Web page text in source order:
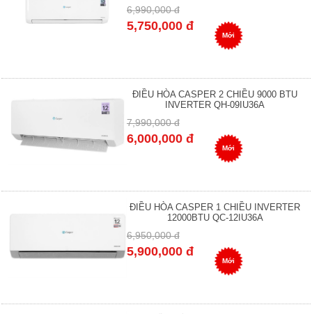
6,990,000 đ
5,750,000 đ
Mới
ĐIỀU HÒA CASPER 2 CHIỀU 9000 BTU
INVERTER QH-09IU36A
7,990,000 đ
6,000,000 đ
Mới
ĐIỀU HÒA CASPER 1 CHIỀU INVERTER
12000BTU QC-12IU36A
6,950,000 đ
5,900,000 đ
Mới